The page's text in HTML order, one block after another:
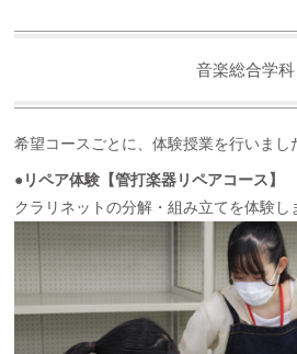
音楽総合学科
希望コースごとに、体験授業を行いまし
●リペア体験【管打楽器リペアコース】
クラリネットの分解・組み立てを体験し